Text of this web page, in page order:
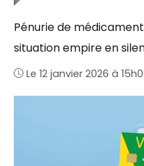
Pénurie de
situation empire en
Le 12 janvier 2026 à